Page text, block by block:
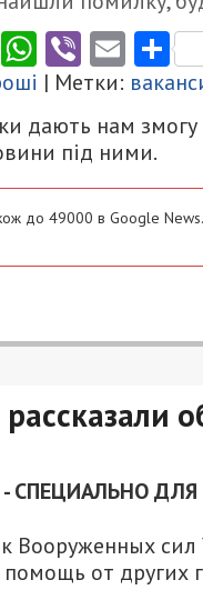
Twitter
WhatsApp
ViberEmail
| Метки:
дають нам
під ними.
до 49000 в Google News.
СПЕЦИАЛЬНО ДЛЯ
Вооруженных сил
от других